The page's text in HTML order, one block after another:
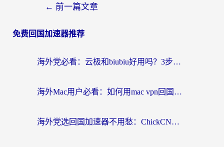
← 前一篇文章
免费回国加速器推荐
海外党必看：云极和biubiu好用吗？3步选对回国加速器，无缝刷国内剧玩手游
海外Mac用户必看：如何用mac vpn回国实现无缝刷国内剧玩国服？
海外党选回国加速器不用愁：ChickCN和SpeedCN好用吗？实测对比+避坑指南